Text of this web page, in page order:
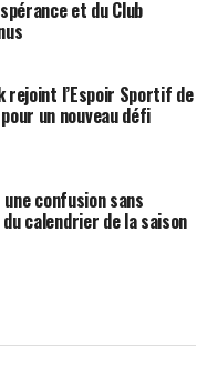
et du Club
rejoint l’Espoir Sportif de
un nouveau défi
confusion sans
calendrier de la saison